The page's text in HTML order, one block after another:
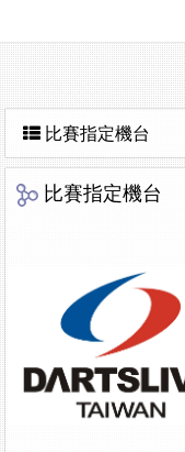
比賽指定機台
比賽指定機台